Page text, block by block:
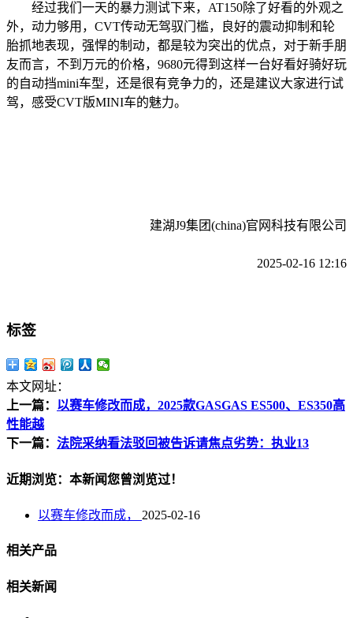
经过我们一天的暴力测试下来，AT150除了好看的外观之
外，动力够用，CVT传动无驾驭门槛，良好的震动抑制和轮
胎抓地表现，强悍的制动，都是较为突出的优点，对于新手朋
友而言，不到万元的价格，9680元得到这样一台好看好骑好玩
的自动挡mini车型，还是很有竞争力的，还是建议大家进行试
驾，感受CVT版MINI车的魅力。
建湖J9集团(china)官网科技有限公司
2025-02-16 12:16
标签
本文网址：
上一篇： 以赛车修改而成，2025款GASGAS ES500、ES350高
性能越
下一篇： 法院采纳看法驳回被告诉请焦点劣势：执业13
近期浏览：本新闻您曾浏览过！
以赛车修改而成， 2025-02-16
相关产品
相关新闻